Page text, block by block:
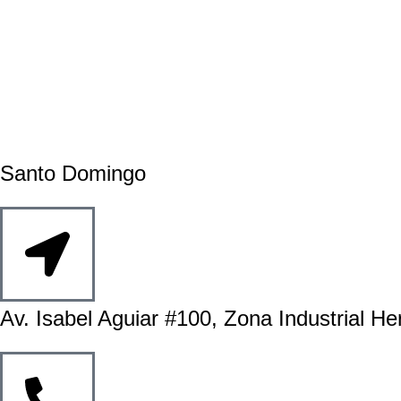
Santo Domingo
Av. Isabel Aguiar #100, Zona Industrial